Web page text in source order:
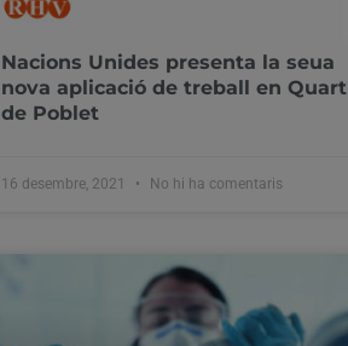
Nacions Unides presenta la seua
nova aplicació de treball en Quart
de Poblet
16 desembre, 2021 No hi ha comentaris